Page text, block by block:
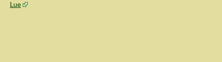
Lue